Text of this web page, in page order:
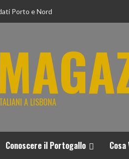
Porto e Nord
A LISBONA
Conoscere il Portogallo Cosa